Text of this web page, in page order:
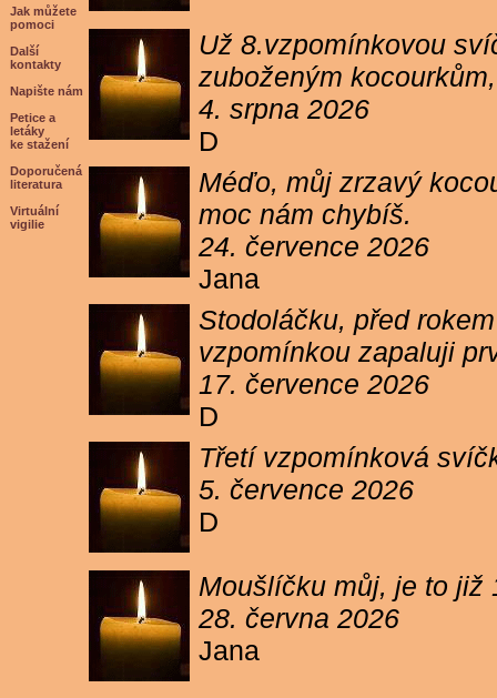
Jak můžete
pomoci
Další
kontakty
Napište nám
Petice a
letáky
ke stažení
Doporučená
literatura
Virtuální
vigilie
Už 8.vzpomínkovou
zuboženým
4. srpna 2026
D
Méďo, můj zrzavý
moc nám chybíš.
24. července 2026
Jana
Stodoláčku, před
vzpomínkou zapaluji
17. července 2026
D
Třetí vzpomínková
5. července 2026
D
Moušlíčku můj, je to již
28. června 2026
Jana